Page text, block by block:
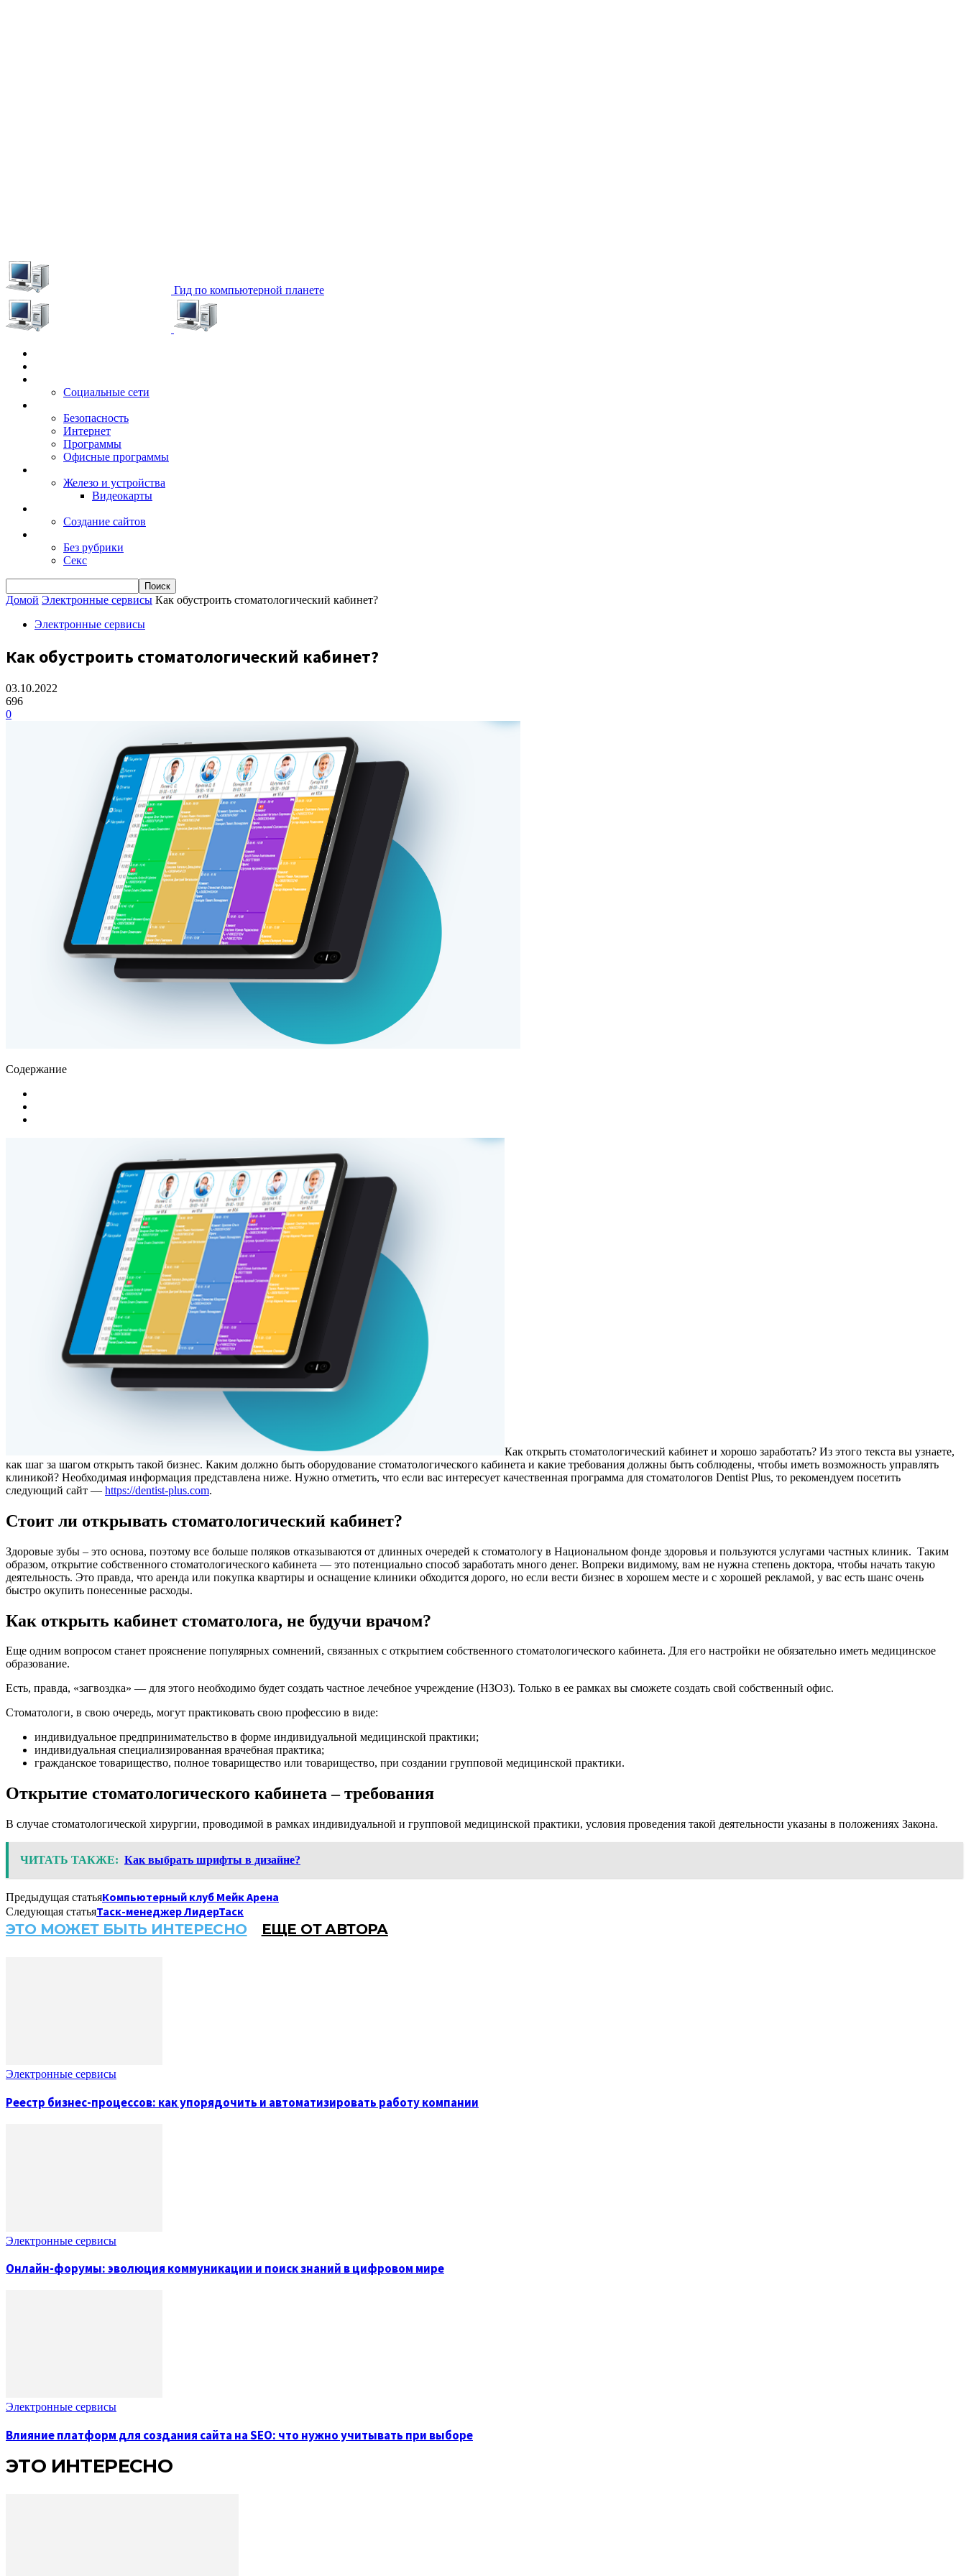
Гид по компьютерной планете
Социальные сети
Безопасность
Интернет
Программы
Офисные программы
Железо и устройства
Видеокарты
Создание сайтов
Без рубрики
Секс
Домой Электронные сервисы Как обустроить стоматологический кабинет?
Электронные сервисы
Как обустроить стоматологический кабинет?
03.10.2022
696
0
Содержание
Как открыть стоматологический кабинет и хорошо заработать? Из этого текста вы узнаете,
как шаг за шагом открыть такой бизнес. Каким должно быть оборудование стоматологического кабинета и какие требования должны быть соблюдены, чтобы иметь возможность управлять
клиникой? Необходимая информация представлена ​​ниже. Нужно отметить, что если вас интересует качественная программа для стоматологов Dentist Plus, то рекомендуем посетить
следующий сайт — https://dentist-plus.com.
Стоит ли открывать стоматологический кабинет?
Здоровые зубы – это основа, поэтому все больше поляков отказываются от длинных очередей к стоматологу в Национальном фонде здоровья и пользуются услугами частных клиник. Таким
образом, открытие собственного стоматологического кабинета — это потенциально способ заработать много денег. Вопреки видимому, вам не нужна степень доктора, чтобы начать такую ​​
деятельность. Это правда, что аренда или покупка квартиры и оснащение клиники обходится дорого, но если вести бизнес в хорошем месте и с хорошей рекламой, у вас есть шанс очень
быстро окупить понесенные расходы.
Как открыть кабинет стоматолога, не будучи врачом?
Еще одним вопросом станет прояснение популярных сомнений, связанных с открытием собственного стоматологического кабинета. Для его настройки не обязательно иметь медицинское
образование.
Есть, правда, «загвоздка» — для этого необходимо будет создать частное лечебное учреждение (НЗОЗ). Только в ее рамках вы сможете создать свой собственный офис.
Стоматологи, в свою очередь, могут практиковать свою профессию в виде:
индивидуальное предпринимательство в форме индивидуальной медицинской практики;
индивидуальная специализированная врачебная практика;
гражданское товарищество, полное товарищество или товарищество, при создании групповой медицинской практики.
Открытие стоматологического кабинета – требования
В случае стоматологической хирургии, проводимой в рамках индивидуальной и групповой медицинской практики, условия проведения такой деятельности указаны в положениях Закона.
ЧИТАТЬ ТАКЖЕ: Как выбрать шрифты в дизайне?
Предыдущая статьяКомпьютерный клуб Мейк Арена
Следующая статьяТаск-менеджер ЛидерТаск
ЭТО МОЖЕТ БЫТЬ ИНТЕРЕСНО ЕЩЕ ОТ АВТОРА
Электронные сервисы
Реестр бизнес-процессов: как упорядочить и автоматизировать работу компании
Электронные сервисы
Онлайн-форумы: эволюция коммуникации и поиск знаний в цифровом мире
Электронные сервисы
Влияние платформ для создания сайта на SEO: что нужно учитывать при выборе
ЭТО ИНТЕРЕСНО